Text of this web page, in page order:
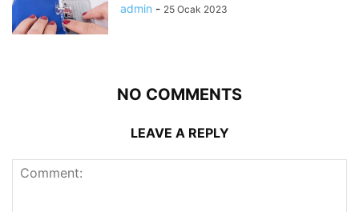
admin - 25 Ocak 2023
NO COMMENTS
LEAVE A REPLY